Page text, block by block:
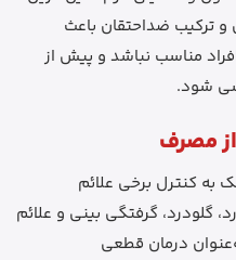
و ترکیب ضداحتقان باعث
مناسب نباشد و پیش از
شود.
مصرف
به کنترل برخی علائم
گلودرد، گرفتگی بینی و علائم
درمان قطعی